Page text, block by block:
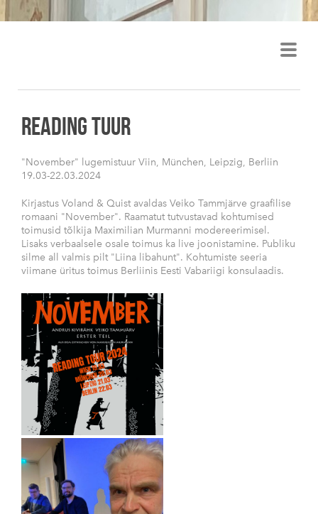
READING TUUR
"November" lugemistuur Viin, München, Leipzig, Berliin
19.03-22.03.2024
Kirjastus Voland & Quist avaldas Veiko Tammjärve graafilise
romaani "November". Raamatut tutvustavad kohtumised
toimusid tõlkija Maximilian Murmanni modereerimisel.
Lisaks verbaalsele osale toimus ka live joonistamine. Publiku
silme all valmis pilt "Liina libahunt". Kohtumiste seeria
viimane üritus toimus Berliinis Eesti Vabariigi konsulaadis.